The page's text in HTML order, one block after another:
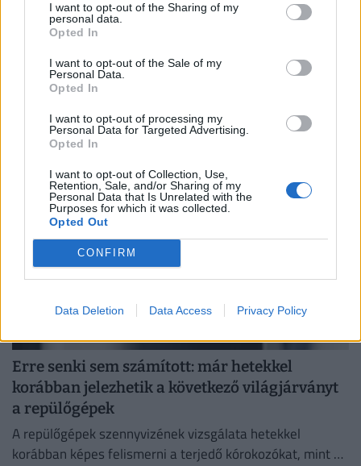
I want to opt-out of the Sharing of my
personal data.
Opted In
I want to opt-out of the Sale of my
Personal Data.
Opted In
I want to opt-out of processing my
Personal Data for Targeted Advertising.
Opted In
I want to opt-out of Collection, Use,
Retention, Sale, and/or Sharing of my
Personal Data that Is Unrelated with the
Purposes for which it was collected.
Opted Out
CONFIRM
Data Deletion Data Access Privacy Policy
Sokkoló, mit művel a testünkkel a mindennapi
mobilozás: észre sem vesszük, és máris kész a
Egyre több figyelem irányul arra, hogy a folyamatos
képernyőhasználat milyen apró változásokat idézhet elő
a szervezetben.
Erre senki sem számított: már hetekkel
korábban jelezhetik a következő világjárványt
a repülőgépek
A repülőgépek szennyvizének vizsgálata hetekkel
korábban képes felismerni a terjedő kórokozókat, mint a